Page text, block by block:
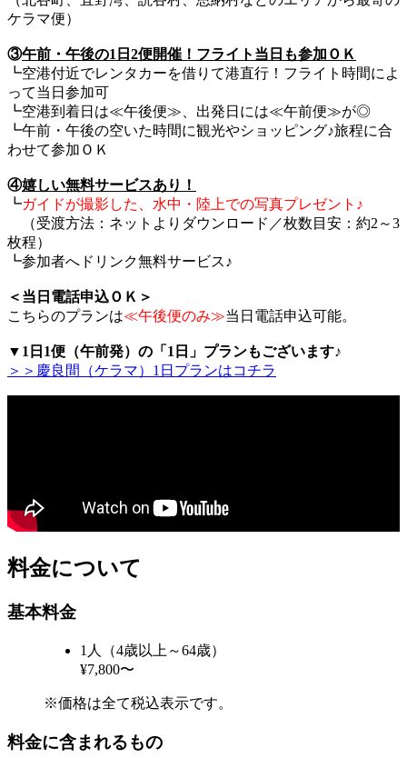
ケラマ便）
③午前・午後の1日2便開催！フライト当日も参加ＯＫ
┗空港付近でレンタカーを借りて港直行！フライト時間によ
って当日参加可
┗空港到着日は≪午後便≫、出発日には≪午前便≫が◎
┗午前・午後の空いた時間に観光やショッピング♪旅程に合
わせて参加ＯＫ
④嬉しい無料サービスあり！
┗ガイドが撮影した、水中・陸上での写真プレゼント♪
（受渡方法：ネットよりダウンロード／枚数目安：約2～3
枚程）
┗参加者へドリンク無料サービス♪
＜当日電話申込ＯＫ＞
こちらのプランは≪午後便のみ≫当日電話申込可能。
▼1日1便（午前発）の「1日」プランもございます♪
＞＞慶良間（ケラマ）1日プランはコチラ
料金について
基本料金
1人（4歳以上～64歳）
¥7,800〜
※価格は全て税込表示です。
料金に含まれるもの